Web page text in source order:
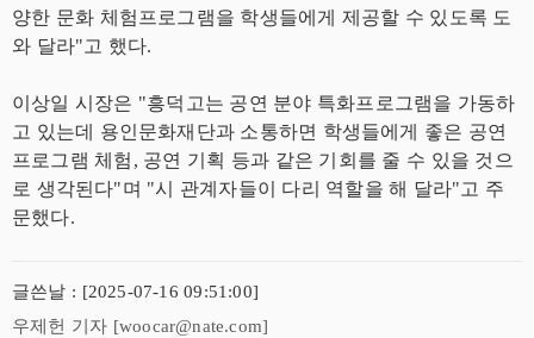
양한 문화 체험프로그램을 학생들에게 제공할 수 있도록 도
와 달라"고 했다.
이상일 시장은 "흥덕고는 공연 분야 특화프로그램을 가동하
고 있는데 용인문화재단과 소통하면 학생들에게 좋은 공연
프로그램 체험, 공연 기획 등과 같은 기회를 줄 수 있을 것으
로 생각된다"며 "시 관계자들이 다리 역할을 해 달라"고 주
문했다.
글쓴날 : [2025-07-16 09:51:00]
우제헌 기자 [woocar@nate.com]